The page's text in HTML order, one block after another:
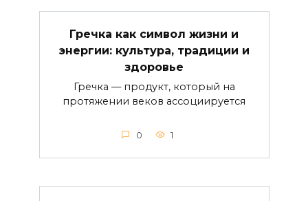
Гречка как символ жизни и
энергии: культура, традиции и
здоровье
Гречка — продукт, который на
протяжении веков ассоциируется
0 1